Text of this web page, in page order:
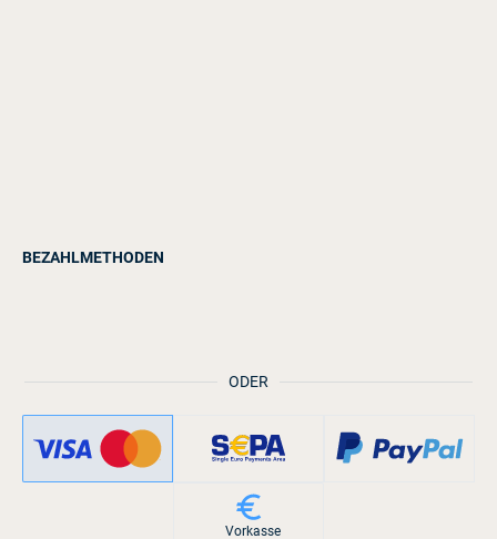
ODER
BEZAHLMETHODEN
Vorkasse